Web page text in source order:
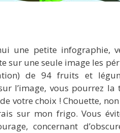
une petite infographie,
sur une seule image les
de 94 fruits et
l’image, vous pourrez
votre choix ! Chouette,
sur mon frigo. Vous
concernant